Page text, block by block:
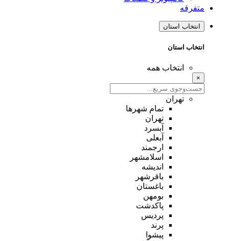
متفرقه
انتخاب استان
انتخاب استان
انتخاب همه
×
تهران
تمام شهر‌ها
تهران
آبسرد
آبعلی
ارجمند
اسلامشهر
اندیشه
باقرشهر
باغستان
بومهن
پاکدشت
پردیس
پرند
پیشوا